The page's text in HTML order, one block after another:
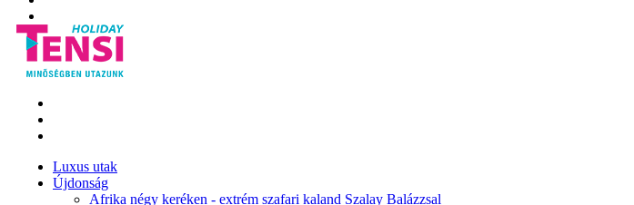
Luxus utak
Újdonság
Afrika négy keréken - extrém szafari kaland Szalay Balázzsal